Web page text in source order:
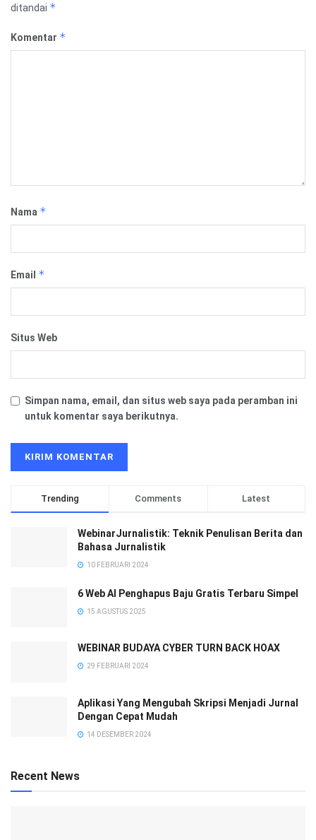
ditandai *
Komentar *
Nama *
Email *
Situs Web
Simpan nama, email, dan situs web saya pada peramban ini
untuk komentar saya berikutnya.
Trending Comments Latest
WebinarJurnalistik: Teknik Penulisan Berita dan
Bahasa Jurnalistik
10 FEBRUARI 2024
6 Web AI Penghapus Baju Gratis Terbaru Simpel
15 AGUSTUS 2025
WEBINAR BUDAYA CYBER TURN BACK HOAX
29 FEBRUARI 2024
Aplikasi Yang Mengubah Skripsi Menjadi Jurnal
Dengan Cepat Mudah
14 DESEMBER 2024
Recent News